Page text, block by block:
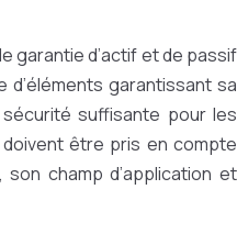
garantie d’actif et de passif
garantissant sa
suffisante pour les
être pris en compte
champ d’application et